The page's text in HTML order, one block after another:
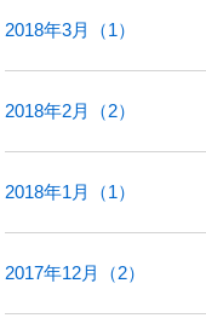
2018年3月（1）
2018年2月（2）
2018年1月（1）
2017年12月（2）